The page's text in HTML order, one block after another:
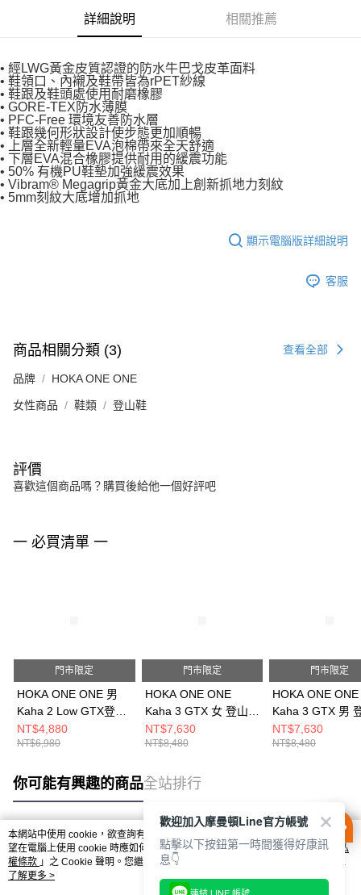
詳細說明 相關推薦
• 經LWG黃金皮質認證的防水牛巴戈皮革面料
• 鞋領口、內襯及鞋帶皆為rPET紗線
• 鞋跟及鞋頭處使用耐磨橡膠
• GORE-TEX防水薄膜
• PFC-Free 環境友善防水層
• 鞋跟幾何形狀設計使步態更加順暢
• 上層全新輕量EVA泡棉帶來全天舒適
• 下層EVA混合橡膠提供耐用的緩震功能
• 50% 有機PU鞋墊加強緩震效果
• Vibram® Megagrip黃金大底加上創新抓地力刻紋
• 5mm刻紋大底增加抓地
顯示電腦版詳細說明
客服
商品相關分類 (3) 查看全部
品牌 HOKA ONE ONE
女性商品 鞋類 登山鞋
評價
喜歡這個商品嗎？購買後給他一個好評吧
一 必買清單 一
門市限定
HOKA ONE ONE 男
Kaha 2 Low GTX登山
鞋 橡木色/大理石白
HO1123190FOKLB
NT$4,880
NT$6,980
門市限定
HOKA ONE ONE
Kaha 3 GTX 女 登山鞋
黑 HO1162531BBLC
NT$7,630
NT$8,480
門市限定
HOKA ONE ONE
Kaha 3 GTX 男
黑
NT$7,630
NT$8,480
你可能有興趣的商品全站排行
熱門標籤
本網站中使用 cookie，欲查詢有關本網站使用 cookie 方式之詳情，及若您不希
望在電腦上使用 cookie 時應如何變更電腦的 cookie 設定，請參閱本網站「
隱私
權條款 」之 Cookie 聲明。您繼續使用本網站即表示您同意本公司得按本網站使
用條款之 Cookie 聲明使用 cookie。
了解更多 >
歡迎加入摩曼頓Line官方帳號
點擊以下按鈕第一時間獲得好康訊
息👇
連結 LINE 帳號